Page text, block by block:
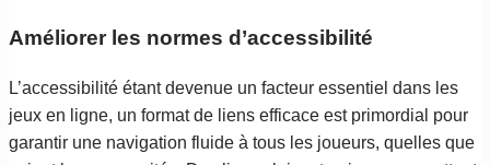
Améliorer les normes d’accessibilité
L’accessibilité étant devenue un facteur essentiel dans les
jeux en ligne, un format de liens efficace est primordial pour
garantir une navigation fluide à tous les joueurs, quelles que